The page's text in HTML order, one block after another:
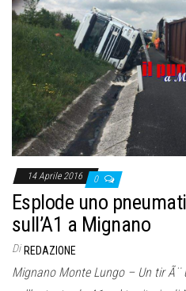
14 Aprile 2016 0
Esplode uno
sull’A1 a Mignano
Di REDAZIONE
Mignano Monte Lungo – Un tir